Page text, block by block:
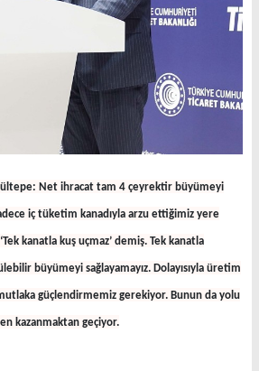
Net ihracat tam 4 çeyrektir büyümeyi
iç tüketim kanadıyla arzu ettiğimiz yere
kanatla kuş uçmaz’ demiş. Tek kanatla
büyümeyi sağlayamayız. Dolayısıyla üretim
güçlendirmemiz gerekiyor. Bunun da yolu
kazanmaktan geçiyor.